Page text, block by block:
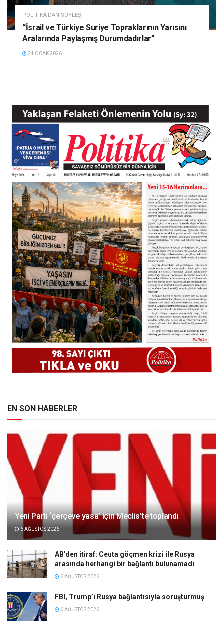
POLITIKA'DAN SÖYLEŞI
“İsrail ve Türkiye Suriye Topraklarının Yarısını
Aralarında Paylaşmış Durumdadırlar”
24 OCAK 2026
EN SON HABERLER
Yeni Parti ‘çerçeve yasa’ için Meclis’te toplandı
6 AĞUSTOS 2026
AB’den itiraf: Ceuta göçmen krizi ile Rusya
arasında herhangi bir bağlantı bulunamadı
6 AĞUSTOS 2026
FBI, Trump’ı Rusya bağlantısıyla soruşturmuş
6 AĞUSTOS 2026